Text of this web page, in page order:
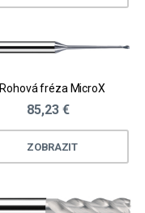
Rohová fréza MicroX
85,23 €
ZOBRAZIT